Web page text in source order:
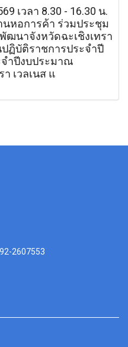
เวลา 8.30 - 16.30 น.
นหอการค้า ร่วมประชุม
ฒนาจังหวัดฉะเชิงเทรา
ปฏิบัติราชการประจำปี
จำปีงบประมาณ
เวลเนส แ
2607553